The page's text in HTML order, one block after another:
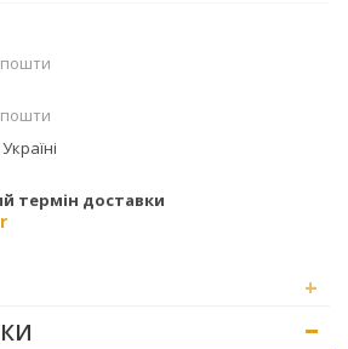
термін доставки
+